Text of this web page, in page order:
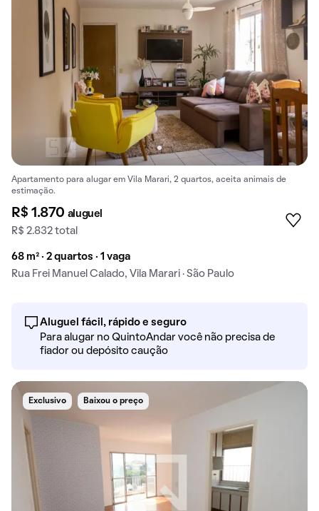
Apartamento para alugar em Vila Marari, 2 quartos, aceita animais de
estimação.
R$ 1.870 aluguel
R$ 2.832 total
68 m² · 2 quartos · 1 vaga
Rua Frei Manuel Calado, Vila Marari · São Paulo
Aluguel fácil, rápido e seguro
Para alugar no QuintoAndar você não precisa de
fiador ou depósito caução
Exclusivo Baixou o preço